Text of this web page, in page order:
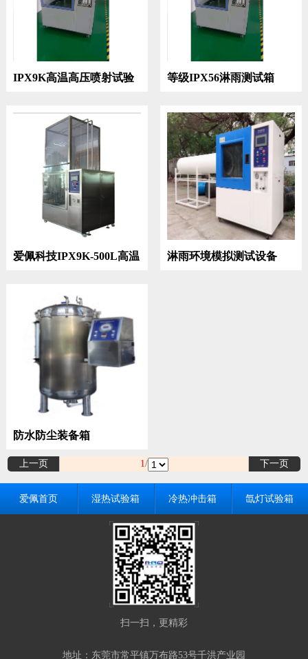
IPX9K高温高压喷射试验
等级IPX56淋雨测试箱
爱佩科技IPX9K-500L高温
淋雨环境模拟测试设备
防水防尘装备箱
上一页 1 / 下一页
爱佩首页 湿热试验箱 冷热冲击箱 氙灯试验箱
扫一扫，更精彩
地址：东莞市常平镇万布路53号千洪产业园